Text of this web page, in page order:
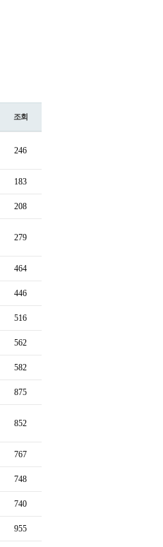
조회
246
183
208
279
464
446
516
562
582
875
852
767
748
740
955